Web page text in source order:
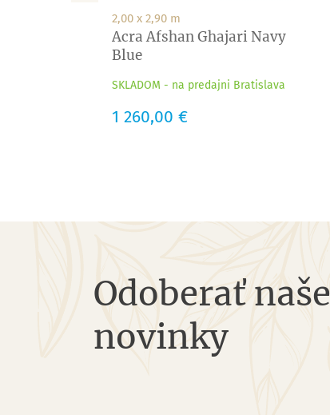
2,00 x 2,90 m
Acra Afshan Ghajari Navy
Blue
SKLADOM - na predajni Bratislava
Cena
1 260,00 €
Odoberať naše
novinky